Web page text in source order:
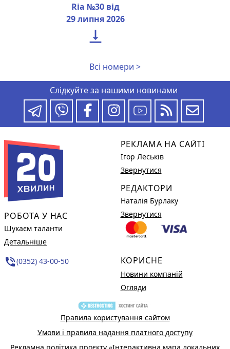
Ria №30 від
29 липня 2026

Всі номери >
Слідкуйте за нашими новинами
РОБОТА У НАС
Шукаєм таланти
Детальніше
phone_in_talk(0352) 43-00-50
РЕКЛАМА НА САЙТІ
Ігор Леськів
Звернутися
РЕДАКТОРИ
Наталія Бурлаку
Звернутися
КОРИСНЕ
Новини компаній
Огляди
Правила користування сайтом
Умови і правила надання платного доступу